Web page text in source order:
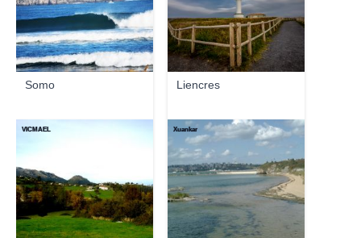
Somo Liencres
VICMAEL Xuankar